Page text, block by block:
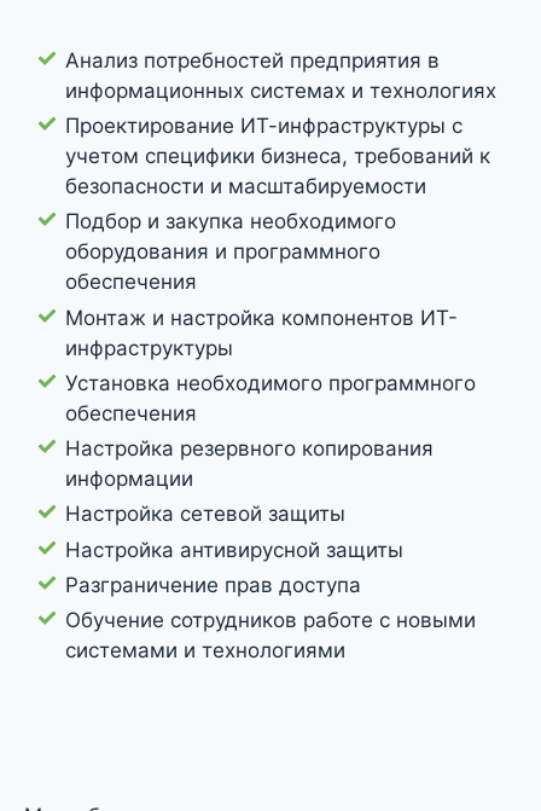
Анализ потребностей предприятия в
информационных системах и технологиях
Проектирование ИТ-инфраструктуры с
учетом специфики бизнеса, требований к
безопасности и масштабируемости
Подбор и закупка необходимого
оборудования и программного
обеспечения
Монтаж и настройка компонентов ИТ-
инфраструктуры
Установка необходимого программного
обеспечения
Настройка резервного копирования
информации
Настройка сетевой защиты
Настройка антивирусной защиты
Разграничение прав доступа
Обучение сотрудников работе с новыми
системами и технологиями